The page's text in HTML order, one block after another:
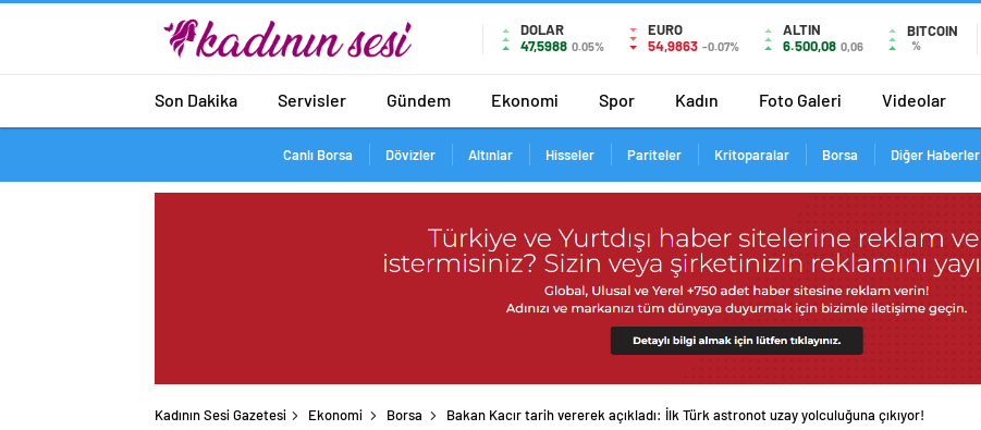
DOLAR
47,5988 0.05%
EURO
54,9863 -0.07%
ALTIN
6.500,08 0,06
BITCOIN
%
Son Dakika Servisler Gündem Ekonomi Spor Kadın Foto Galeri Videolar
Canlı Borsa Dövizler Altınlar Hisseler Pariteler Kritoparalar Borsa Diğer Haberler
Kadının Sesi Gazetesi Ekonomi Borsa Bakan Kacır tarih vererek açıkladı: İlk Türk astronot uzay yolculuğuna çıkıyor!